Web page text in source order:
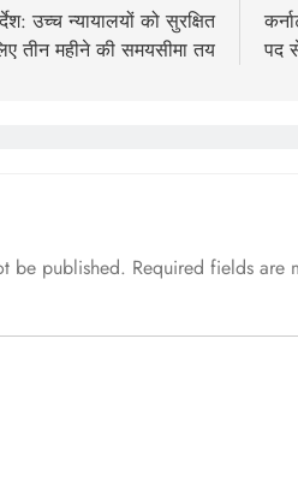
उच्च न्यायालयों को सुरक्षित
तीन महीने की समयसीमा तय
पद
be published. Required fields are